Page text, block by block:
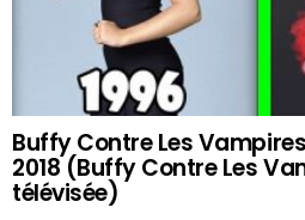
Buffy Contre Les
2018 (Buffy Contre Les
télévisée)